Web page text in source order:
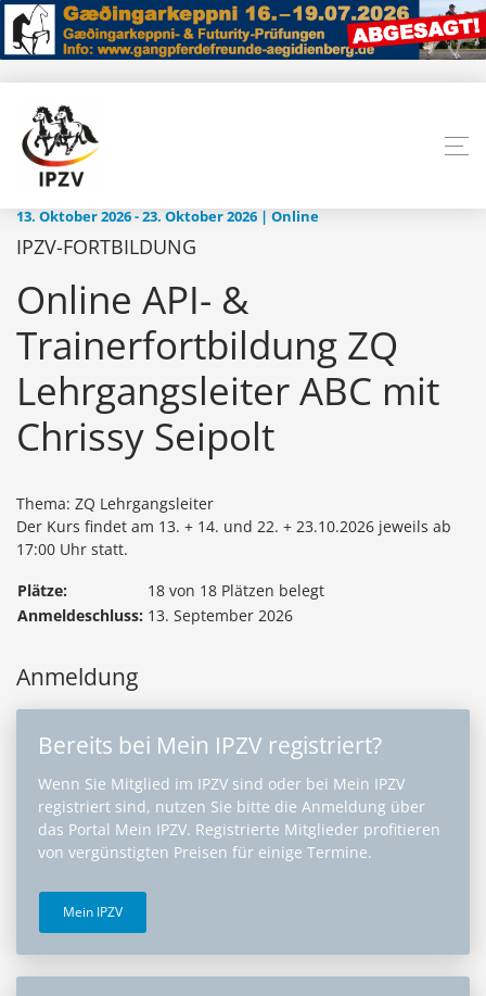
13. Oktober 2026 - 23. Oktober 2026 | Online
IPZV-FORTBILDUNG
Online API- &
Trainerfortbildung ZQ
Lehrgangsleiter ABC mit
Chrissy Seipolt
Thema: ZQ Lehrgangsleiter
Der Kurs findet am 13. + 14. und 22. + 23.10.2026 jeweils ab
17:00 Uhr statt.
Plätze:
18 von 18 Plätzen belegt
Anmeldeschluss: 13. September 2026
Anmeldung
Bereits bei Mein IPZV registriert?
Wenn Sie Mitglied im IPZV sind oder bei Mein IPZV
registriert sind, nutzen Sie bitte die Anmeldung über
das Portal Mein IPZV. Registrierte Mitglieder profitieren
von vergünstigten Preisen für einige Termine.
Mein IPZV